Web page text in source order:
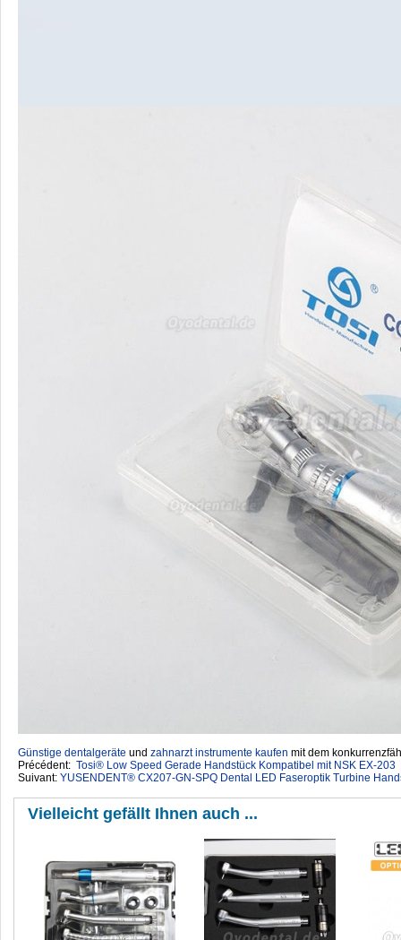
Günstige dentalgeräte ‎ und zahnarzt instrumente kaufen mit dem
Précédent: Tosi® Low Speed Gerade Handstück Kompatibel mit NSK EX-203
Suivant: YUSENDENT® CX207-GN-SPQ Dental LED Faseroptik Turbine
Vielleicht gefällt Ihnen auch ...